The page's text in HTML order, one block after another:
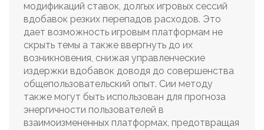
модификаций ставок, долгых игровых сессий
вдобавок резких перепадов расходов. Это
дает возможность игровым платформам не
скрыть темы а также ввергнуть до их
возникновения, снижая управленческие
издержки вдобавок доводя до совершенства
общепользовательский опыт. Сии методу
также могут быть использован для прогноза
энергичности пользователей в
взаимоизмененных платформах, предотвращая